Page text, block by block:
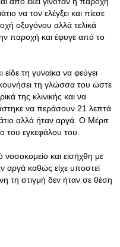
να τον ελέγξει και πίεσε
οξυγόνου αλλά τελικά
παροχή και έφυγε από το
τη γυναίκα να φεύγει
τη γλώσσα του ώστε
της κλινικής και να
να περάσουν 21 λεπτά
αλλά ήταν αργά. Ο Μέριτ
του εγκεφάλου του.
και εισήχθη με
αργά καθώς είχε υποστεί
τη στιγμή δεν ήταν σε θέση